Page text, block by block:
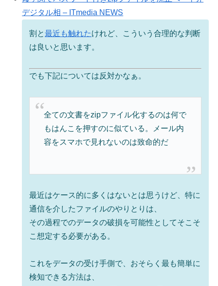
デジタル相 – ITmedia NEWS
割と最近も触れたけれど、こういう合理的な判断
は良いと思います。
でも下記については反対かなぁ。
全ての文書をzipファイル化するのは何で
もはんこを押すのに似ている。メール内
容をスマホで見れないのは致命的だ
最近はケース的に多くはないとは思うけど、特に
通信を介したファイルのやりとりは、
その過程でのデータの破損を可能性としてそこそ
こ想定する必要がある。
これをデータの受け手側で、おそらく最も簡単に
検知できる方法は、